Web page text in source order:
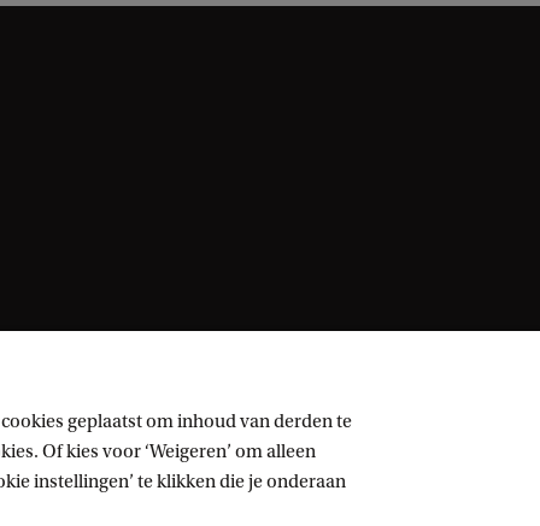
geplaatst om inhoud van derden te
Of kies voor ‘Weigeren’ om alleen
instellingen’ te klikken die je onderaan